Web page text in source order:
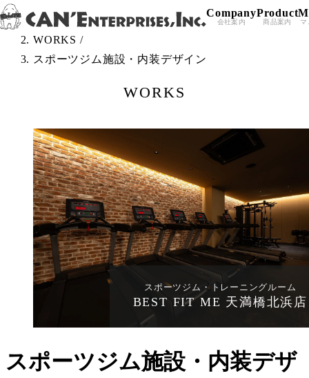
Skip to content
Company
会社案内
Product
商品案内 マ
TOP /
WORKS /
スポーツジム施設・内装デザイン
WORKS
スポーツジム・トレーニングルーム
BEST FIT ME 天満橋北浜店
スポーツジム施設・内装デザ